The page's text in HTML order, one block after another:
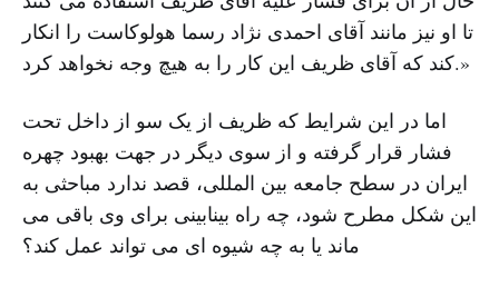
تا او نیز مانند آقاى احمدى نژاد رسما هولوکاست را انکار
کند که آقاى ظریف این کار را به هیچ وجه نخواهد کرد.»
اما در این شرایط که ظریف از یک سو از داخل تحت
فشار قرار گرفته و از سوى دیگر در جهت بهبود چهره
ایران در سطح جامعه بین المللى، قصد ندارد مباحثى به
این شکل مطرح شود، چه راه بینابینى براى وى باقى مى
ماند یا به چه شیوه اى مى تواند عمل کند؟